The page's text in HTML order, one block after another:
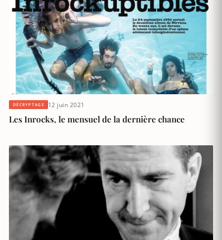
DÉCRYPTAGE 12 juin 2021
Les Inrocks, le mensuel de la dernière chance